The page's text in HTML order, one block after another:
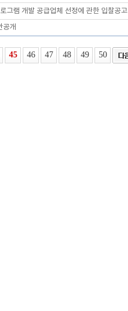
그램 개발 공급업체 선정에 관한 입찰공고
공개
45 46 47 48 49 50